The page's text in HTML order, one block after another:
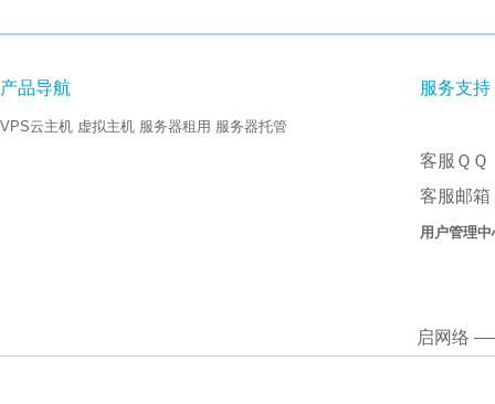
产品导航
VPS云主机 虚拟主机 服务器租用 服务器托管
服务支持
客服ＱＱ
客服邮箱
用户管理中
启网络